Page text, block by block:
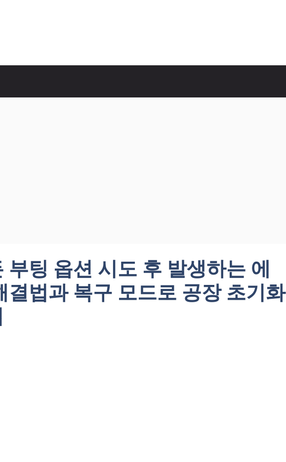
부팅 옵션 시도 후 발생하는 에
결법과 복구 모드로 공장 초기화